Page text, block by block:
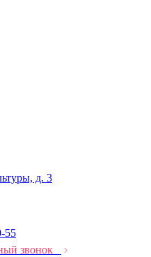
д. 3
55
звонок